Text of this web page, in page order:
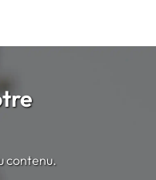
contenu.